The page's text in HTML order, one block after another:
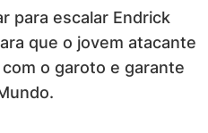
para escalar Endrick
que o jovem atacante
o garoto e garante